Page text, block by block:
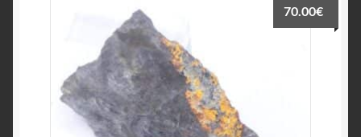
70.00€